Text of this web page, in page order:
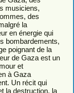
musiciens,
des
la
en énergie qui
bombardements,
poignant de la
de Gaza est un
et
à Gaza
Un récit qui
la destruction, la